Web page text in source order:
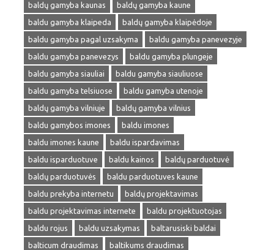
baldų gamyba kaunas
baldų gamyba kaune
baldu gamyba klaipeda
baldų gamyba klaipėdoje
baldu gamyba pagal uzsakyma
baldu gamyba panevezyje
baldu gamyba panevezys
baldu gamyba plungeje
baldu gamyba siauliai
baldu gamyba siauliuose
baldu gamyba telsiuose
baldu gamyba utenoje
baldų gamyba vilniuje
baldų gamyba vilnius
baldu gamybos imones
baldu imones
baldu imones kaune
baldu ispardavimas
baldu isparduotuve
baldu kainos
baldų parduotuvė
baldų parduotuvės
baldu parduotuves kaune
baldu prekyba internetu
baldų projektavimas
baldu projektavimas internete
baldu projektuotojas
baldu rojus
baldu uzsakymas
baltarusiski baldai
balticum draudimas
baltikums draudimas